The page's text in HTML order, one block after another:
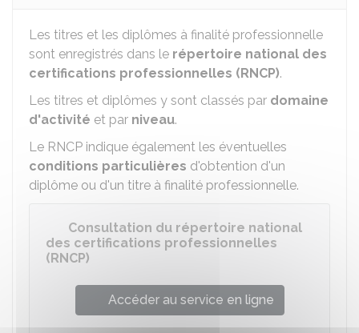
Les titres et les diplômes à finalité professionnelle
sont enregistrés dans le répertoire national des
certifications professionnelles (RNCP).
Les titres et diplômes y sont classés par domaine
d'activité et par niveau.
Le RNCP indique également les éventuelles
conditions particulières d'obtention d'un
diplôme ou d'un titre à finalité professionnelle.
Consultation du répertoire national
des certifications professionnelles
(RNCP)
Accéder au service en ligne